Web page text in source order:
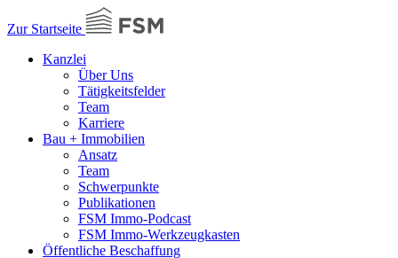
Zur Startseite
Kanzlei
Über Uns
Tätigkeitsfelder
Team
Karriere
Bau + Immobilien
Ansatz
Team
Schwerpunkte
Publikationen
FSM Immo-Podcast
FSM Immo-Werkzeugkasten
Öffentliche Beschaffung